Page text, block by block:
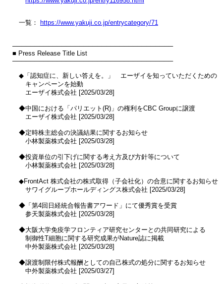
一覧： https://www.yakuji.co.jp/entrycategory/71
────────────────────────────────────
■ Press Release Title List
────────────────────────────────────
◆「認知症に、新しい答えを。」　エーザイを知っていただくための
キャンペーンを始動
エーザイ株式会社 [2025/03/28]
◆中国における「パリエット(R)」の権利をCBC Groupに譲渡
エーザイ株式会社 [2025/03/28]
◆定時株主総会の決議結果に関するお知らせ
小林製薬株式会社 [2025/03/28]
◆投資単位の引下げに関する考え方及び方針等について
小林製薬株式会社 [2025/03/28]
◆FrontAct 株式会社の株式取得（子会社化）の合意に関するお知らせ
サワイグループホールディングス株式会社 [2025/03/28]
◆「第4回日経統合報告書アワード」にて優秀賞を受賞
参天製薬株式会社 [2025/03/28]
◆大阪大学免疫学フロンティア研究センターとの共同研究による
制御性T細胞に関する研究成果がNature誌に掲載
中外製薬株式会社 [2025/03/28]
◆譲渡制限付株式報酬としての自己株式の処分に関するお知らせ
中外製薬株式会社 [2025/03/27]